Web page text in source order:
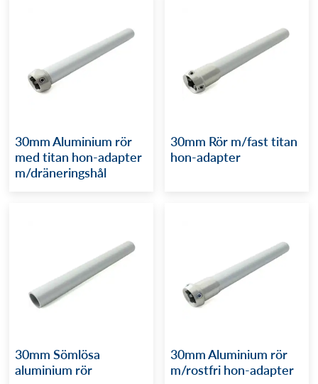
30mm Aluminium rör
med titan hon-adapter
m/dräneringshål
30mm Rör m/fast titan
hon-adapter
30mm Sömlösa
aluminium rör
30mm Aluminium rör
m/rostfri hon-adapter